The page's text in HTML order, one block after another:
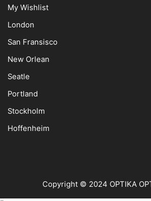
My Wishlist
London
San Fransisco
New Orlean
Seatle
Portland
Stockholm
Hoffenheim
Copyright © 2024 OPTIKA